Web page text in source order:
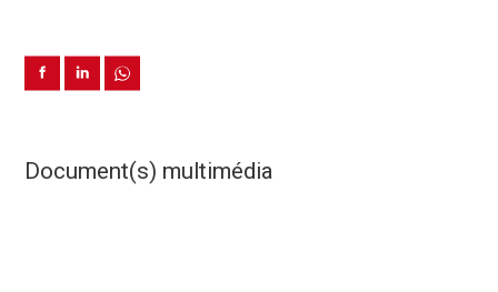
Document(s) multimédia